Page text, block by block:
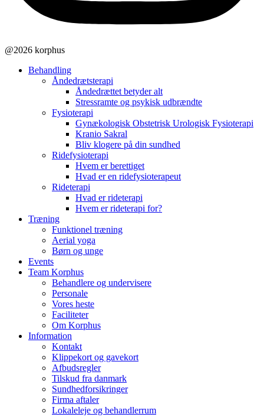
@2026 korphus
Behandling
Åndedrætsterapi
Åndedrættet betyder alt
Stressramte og psykisk udbrændte
Fysioterapi
Gynækologisk Obstetrisk Urologisk Fysioterapi
Kranio Sakral
Bliv klogere på din sundhed
Ridefysioterapi
Hvem er berettiget
Hvad er en ridefysioterapeut
Rideterapi
Hvad er rideterapi
Hvem er rideterapi for?
Træning
Funktionel træning
Aerial yoga
Børn og unge
Events
Team Korphus
Behandlere og undervisere
Personale
Vores heste
Faciliteter
Om Korphus
Information
Kontakt
Klippekort og gavekort
Afbudsregler
Tilskud fra danmark
Sundhedforsikringer
Firma aftaler
Lokaleleje og behandlerrum